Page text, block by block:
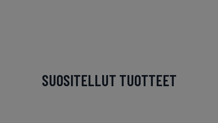
SUOSITELLUT TUOTTEET